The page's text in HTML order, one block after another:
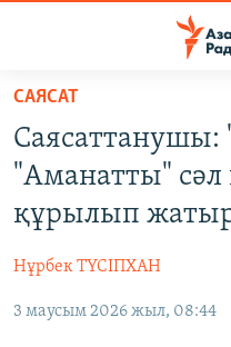
Skip
main
content
to
main
Navigation
Skip
САЯСАТ
АДАМ ҚҰҚЫҚТАРЫ
ӘЛЕУМЕТ
САЯСАТ
Саясаттанушы:
"Аманатты"
құрылып
Нұрбек ТҮСІПХАН
3 маусым 2026 жыл, 08:44